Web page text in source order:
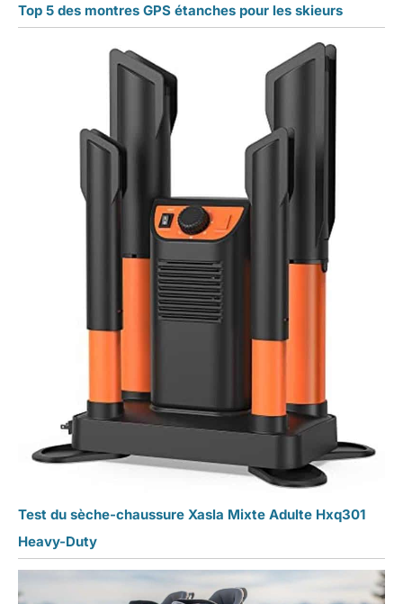
Top 5 des montres GPS étanches pour les skieurs
Test du sèche-chaussure Xasla Mixte Adulte Hxq301
Heavy-Duty